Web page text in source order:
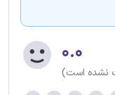
۰.۰
نشده است)